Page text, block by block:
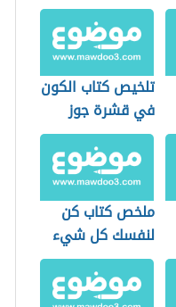
تلخيص كتاب الكون
في قشرة جوز
ملخص كتاب كن
لنفسك كل شيء